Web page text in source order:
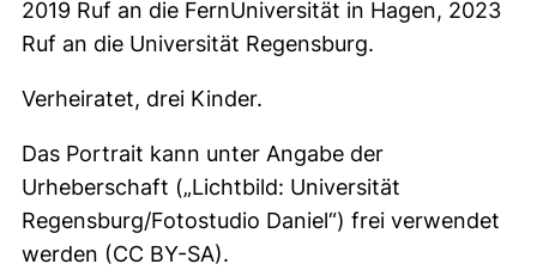
2019 Ruf an die FernUniversität in Hagen, 2023
Ruf an die Universität Regensburg.
Verheiratet, drei Kinder.
Das Portrait kann unter Angabe der
Urheberschaft („Lichtbild: Universität
Regensburg/Fotostudio Daniel“) frei verwendet
werden (CC BY-SA).